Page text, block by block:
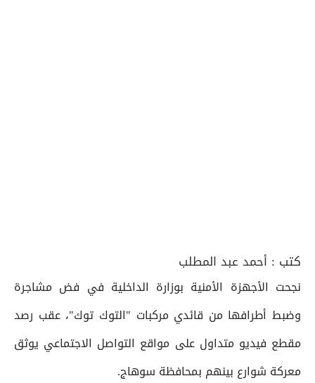
كتب : أحمد عبد المطلب
نجحت الأجهزة الأمنية بوزارة الداخلية في فض مشاجرة
وضبط أطرافها من قائدي مركبات "التوك توك"، عقب رصد
مقطع فيديو متداول على مواقع التواصل الاجتماعي يوثق
معركة شوارع بينهم بمحافظة سوهاج.